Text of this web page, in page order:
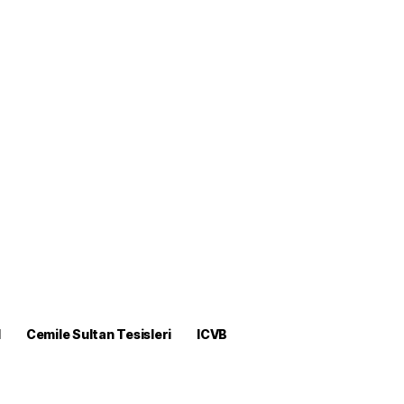
Cemile Sultan Tesisleri
ICVB